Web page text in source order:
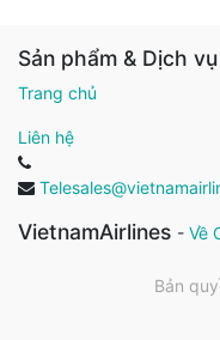
Sản phẩm & Dịch vụ
Trang chủ
Liên hệ
VietnamAirlines - Về
Bản